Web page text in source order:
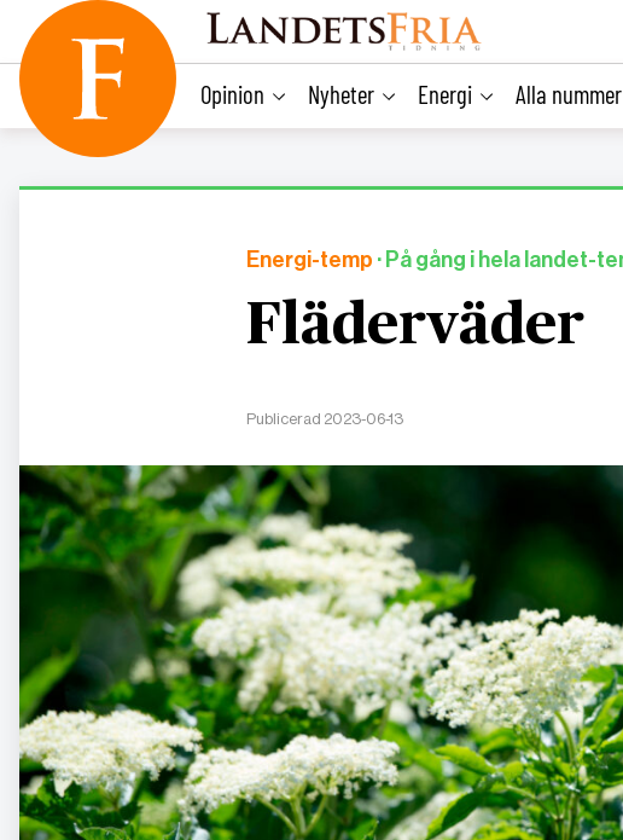
content
Opinion Nyheter Energi Alla nummer
Energi-temp · På gång i hela landet-
Fläderväder
Publicerad 2023-06-13